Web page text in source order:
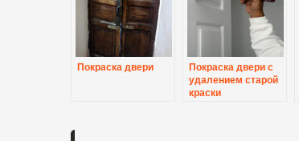
Покраска двери
Покраска двери с
удалением старой
краски